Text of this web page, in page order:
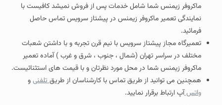
ماکروفر زیمنس شما شامل خدمات پس از فروش نمیشد کافیست با
نمایندگی تعمیر ماکروفر زیمنس در پیشتاز سرویس تماس حاصل
فرمائید.
تعمیرگاه مجاز پیشتاز سرویس با نیم قرن تجربه و با داشتن شعبات
مختلف در سراسر تهران (شمال ، جنوب ، شرق و غرب ) آماده تعمیر
ماکروفر زیمنس شما در محل مورد نظرتان و با قیمت های استثنائیست.
همچنین می توانید از طریق تماس با کارشناسان از طریقتلفنیو
واتسآپ ارتباط برقرار نمایید.